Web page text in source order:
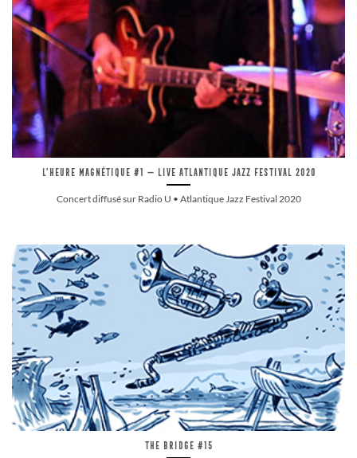
L’Heure Magnétique #1 — Live Atlantique Jazz Festival 2020
Concert diffusé sur Radio U • Atlantique Jazz Festival 2020
The Bridge #15